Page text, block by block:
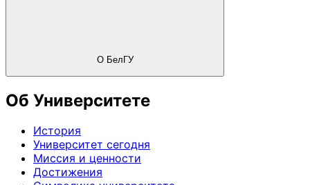
О БелГУ
Об Университете
История
Университет сегодня
Миссия и ценности
Достижения